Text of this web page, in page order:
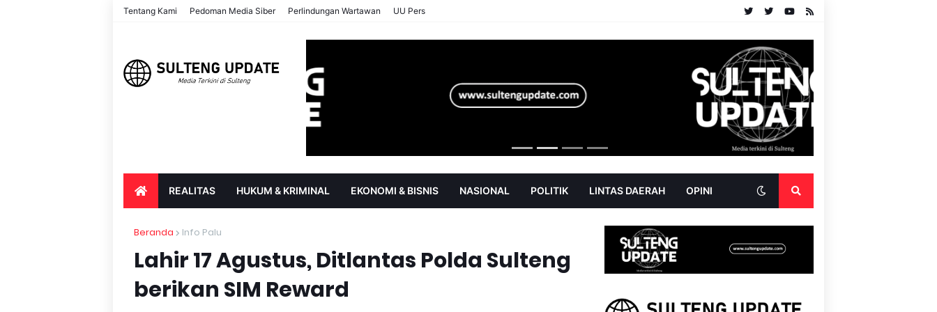
Tentang Kami Pedoman Media Siber Perlindungan Wartawan UU Pers
REALITAS HUKUM & KRIMINAL EKONOMI & BISNIS NASIONAL POLITIK LINTAS DAERAH OPINI
Beranda Info Palu
Lahir 17 Agustus, Ditlantas Polda Sulteng
berikan SIM Reward